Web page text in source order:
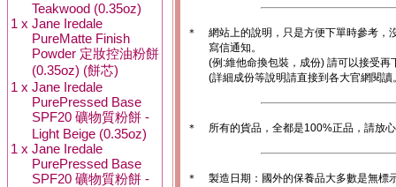
Teakwood (0.35oz)
1 x Jane Iredale
PureMatte Finish
Powder 定妝控油粉餅
(0.35oz) (餅芯)
1 x Jane Iredale
PurePressed Base
SPF20 礦物質粉餅 -
Light Beige (0.35oz)
1 x Jane Iredale
PurePressed Base
SPF20 礦物質粉餅 -
＊
網站上的說明，只是方便下單時參考，
寫信通知。
(例:維他命換包裝，成份) 請可以接受再
(詳細成份等說明請直接到各大官網閱讀
＊ 所有的貨品，全都是100%正品，請放
＊ 製造日期：國外的保養品大多數是無標